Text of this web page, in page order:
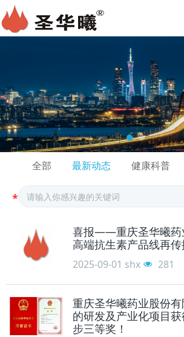
全部 最新动态 健康科普
喜报——重庆圣华曦药
高端抗生素产品线再
2025-09-01 shx 281
重庆圣华曦药业股份
的研发及产业化项目
步三等奖！